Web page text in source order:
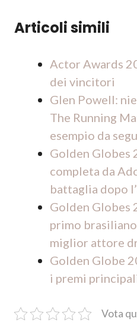
Articoli simili
Actor Awards
dei vincitori
Glen Powell:
The Running
esempio da
Golden Globes
completa da
battaglia dopo
Golden Globes
primo
miglior attore
Golden Globe
i premi
Vota